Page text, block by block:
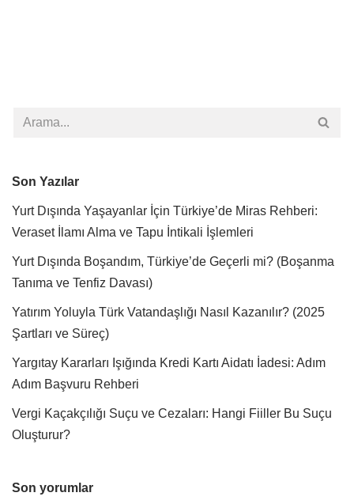
Son Yazılar
Yurt Dışında Yaşayanlar İçin Türkiye’de Miras Rehberi:
Veraset İlamı Alma ve Tapu İntikali İşlemleri
Yurt Dışında Boşandım, Türkiye’de Geçerli mi? (Boşanma
Tanıma ve Tenfiz Davası)
Yatırım Yoluyla Türk Vatandaşlığı Nasıl Kazanılır? (2025
Şartları ve Süreç)
Yargıtay Kararları Işığında Kredi Kartı Aidatı İadesi: Adım
Adım Başvuru Rehberi
Vergi Kaçakçılığı Suçu ve Cezaları: Hangi Fiiller Bu Suçu
Oluşturur?
Son yorumlar